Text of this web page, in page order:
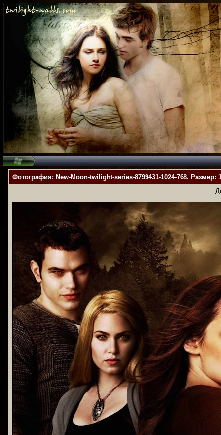
Фотография: New-Moon-twilight-series-8799431-1024-768. Размер: